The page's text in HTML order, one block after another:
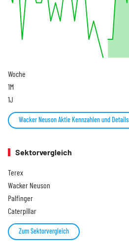
Woche
1M
1J
Wacker Neuson Aktie Kennzahlen und Details
Sektorvergleich
Terex
Wacker Neuson
Palfinger
Caterpillar
Zum Sektorvergleich